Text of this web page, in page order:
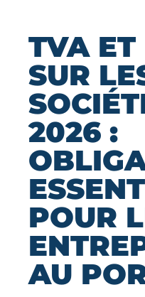
TVA
SUR
2026 :
POUR
AU